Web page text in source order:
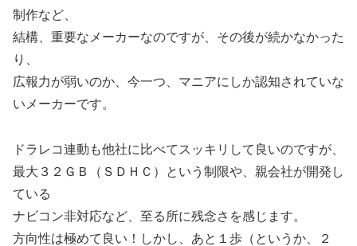
制作など、
結構、重要なメーカーなのですが、その後が続かなかった
り、
広報力が弱いのか、今一つ、マニアにしか認知されていな
いメーカーです。
ドラレコ連動も他社に比べてスッキリして良いのですが、
最大３２ＧＢ（ＳＤＨＣ）という制限や、親会社が開発し
ている
ナビコン非対応など、至る所に残念さを感じます。
方向性は極めて良い！しかし、あと１歩（というか、２